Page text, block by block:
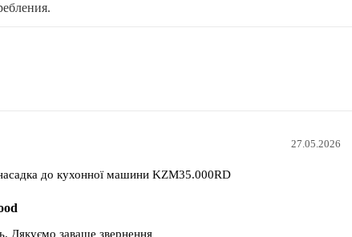
27.05.2026
до кухонної машини KZM35.000RD
Дякуємо заваше звернення